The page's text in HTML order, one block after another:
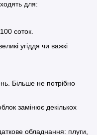
для:
соток.
угіддя чи важкі
Більше не потрібно
замінює декількох
обладнання: плуги,